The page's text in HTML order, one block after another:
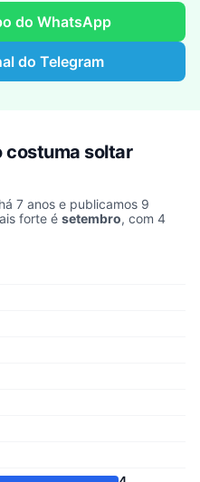
do WhatsApp
do Telegram
costuma soltar
7 anos e publicamos 9
forte é setembro, com 4
por mês, somando os